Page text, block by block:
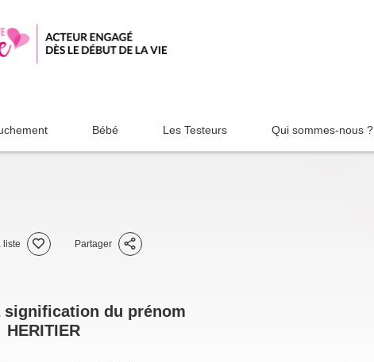
Bébé Les Testeurs Qui sommes-nous ?
liste Partager
signification du prénom
HERITIER